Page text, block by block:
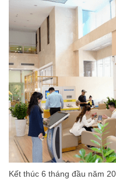
Kết thúc 6 tháng đầu năm